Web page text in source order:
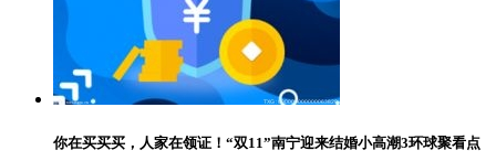
你在买买买，人家在领证！“双11”南宁迎来结婚小高潮3环球聚看点